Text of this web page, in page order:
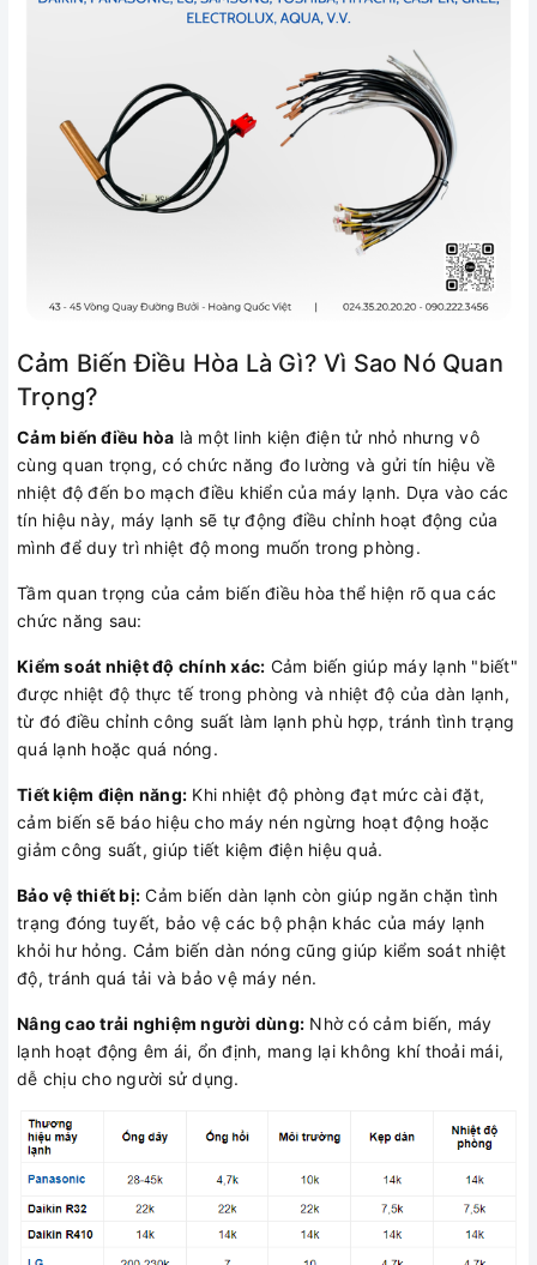
Cảm Biến Điều Hòa Là Gì? Vì Sao Nó Quan
Trọng?
Cảm biến điều hòa là một linh kiện điện tử nhỏ nhưng vô
cùng quan trọng, có chức năng đo lường và gửi tín hiệu về
nhiệt độ đến bo mạch điều khiển của máy lạnh. Dựa vào các
tín hiệu này, máy lạnh sẽ tự động điều chỉnh hoạt động của
mình để duy trì nhiệt độ mong muốn trong phòng.
Tầm quan trọng của cảm biến điều hòa thể hiện rõ qua các
chức năng sau:
Kiểm soát nhiệt độ chính xác: Cảm biến giúp máy lạnh "biết"
được nhiệt độ thực tế trong phòng và nhiệt độ của dàn lạnh,
từ đó điều chỉnh công suất làm lạnh phù hợp, tránh tình trạng
quá lạnh hoặc quá nóng.
Tiết kiệm điện năng: Khi nhiệt độ phòng đạt mức cài đặt,
cảm biến sẽ báo hiệu cho máy nén ngừng hoạt động hoặc
giảm công suất, giúp tiết kiệm điện hiệu quả.
Bảo vệ thiết bị: Cảm biến dàn lạnh còn giúp ngăn chặn tình
trạng đóng tuyết, bảo vệ các bộ phận khác của máy lạnh
khỏi hư hỏng. Cảm biến dàn nóng cũng giúp kiểm soát nhiệt
độ, tránh quá tải và bảo vệ máy nén.
Nâng cao trải nghiệm người dùng: Nhờ có cảm biến, máy
lạnh hoạt động êm ái, ổn định, mang lại không khí thoải mái,
dễ chịu cho người sử dụng.